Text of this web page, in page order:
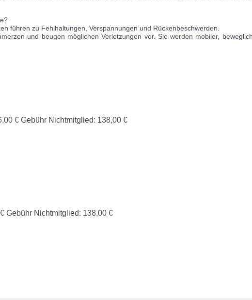
führen zu Fehlhaltungen, Verspannungen und Rückenbeschwerden.
und beugen möglichen Verletzungen vor. Sie werden mobiler,
€ Gebühr Nichtmitglied: 138,00 €
Gebühr Nichtmitglied: 138,00 €